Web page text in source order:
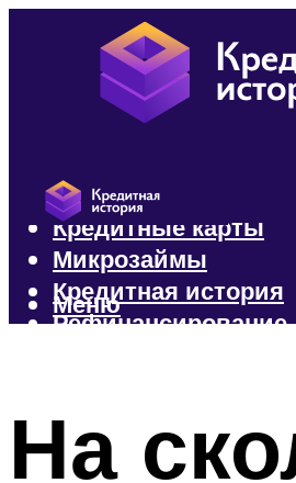
Кредиты
Кредитные карты
Микрозаймы
Кредитная история
Рефинансирование
Меню
На